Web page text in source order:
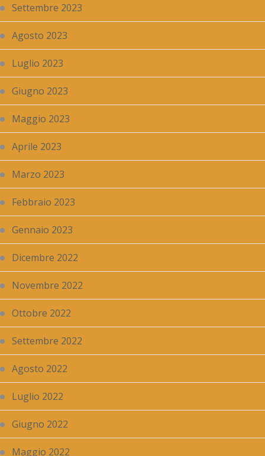
Settembre 2023
Agosto 2023
Luglio 2023
Giugno 2023
Maggio 2023
Aprile 2023
Marzo 2023
Febbraio 2023
Gennaio 2023
Dicembre 2022
Novembre 2022
Ottobre 2022
Settembre 2022
Agosto 2022
Luglio 2022
Giugno 2022
Maggio 2022